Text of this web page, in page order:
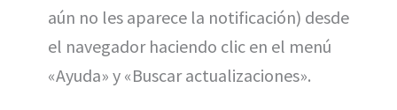
aún no les aparece la notificación) desde
el navegador haciendo clic en el menú
«Ayuda» y «Buscar actualizaciones».